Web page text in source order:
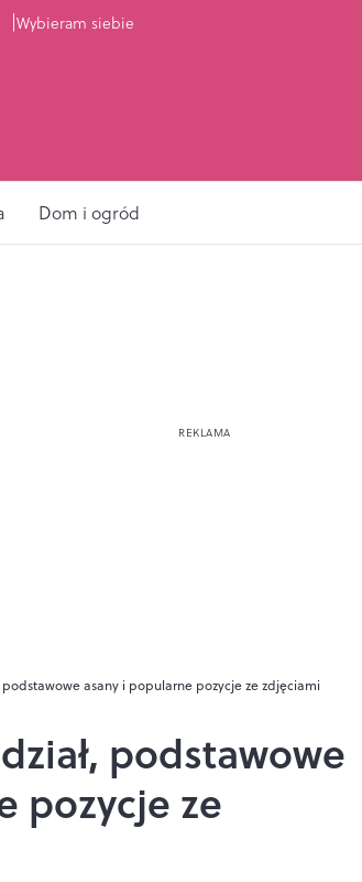
Wybieram siebie
Dom i ogród
podstawowe asany i popularne pozycje ze zdjęciami
podstawowe
pozycje ze